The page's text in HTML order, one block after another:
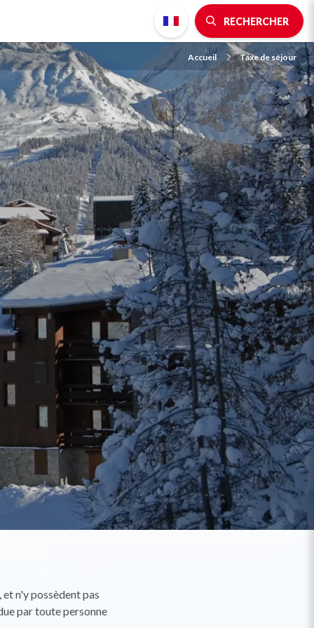
RECHERCHER
Accueil Taxe de séjour
n'y possèdent pas
par toute personne